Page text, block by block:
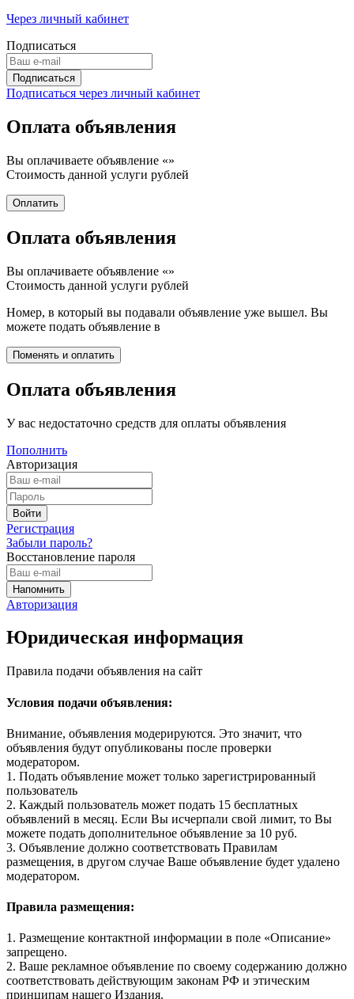
Через личный кабинет
Подписаться
Подписаться через личный кабинет
Оплата объявления
Вы оплачиваете объявление «»
Стоимость данной услуги рублей
Оплата объявления
Вы оплачиваете объявление «»
Стоимость данной услуги рублей
Номер, в который вы подавали объявление уже вышел. Вы
можете подать объявление в
Оплата объявления
У вас недостаточно средств для оплаты объявления
Пополнить
Авторизация
Регистрация
Забыли пароль?
Восстановление пароля
Авторизация
Юридическая информация
Правила подачи объявления на сайт
Условия подачи объявления:
Внимание, объявления модерируются. Это значит, что
объявления будут опубликованы после проверки
модератором.
1. Подать объявление может только зарегистрированный
пользователь
2. Каждый пользователь может подать 15 бесплатных
объявлений в месяц. Если Вы исчерпали свой лимит, то Вы
можете подать дополнительное объявление за 10 руб.
3. Объявление должно соответствовать Правилам
размещения, в другом случае Ваше объявление будет удалено
модератором.
Правила размещения:
1. Размещение контактной информации в поле «Описание»
запрещено.
2. Ваше рекламное объявление по своему содержанию должно
соответствовать действующим законам РФ и этическим
принципам нашего Издания.